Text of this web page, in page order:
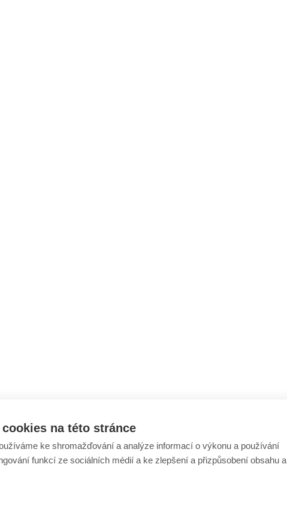
na této stránce
ke shromažďování a analýze informací o výkonu a používání
funkcí ze sociálních médií a ke zlepšení a přizpůsobení obsahu a